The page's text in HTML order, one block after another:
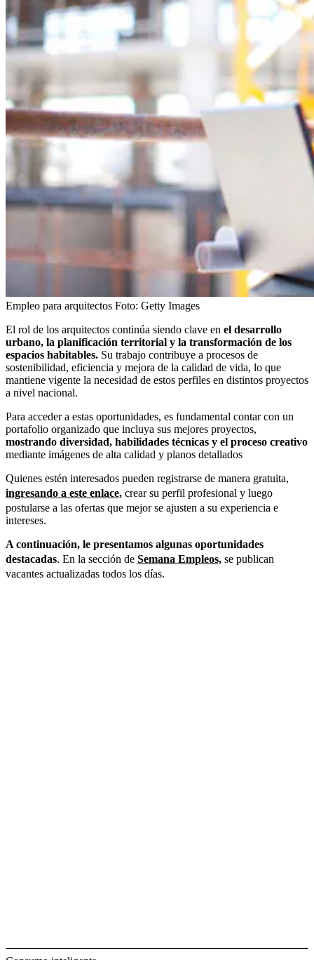
Empleo para arquitectos Foto: Getty Images
El rol de los arquitectos continúa siendo clave en el desarrollo
urbano, la planificación territorial y la transformación de los
espacios habitables. Su trabajo contribuye a procesos de
sostenibilidad, eficiencia y mejora de la calidad de vida, lo que
mantiene vigente la necesidad de estos perfiles en distintos proyectos
a nivel nacional.
Para acceder a estas oportunidades, es fundamental contar con un
portafolio organizado que incluya sus mejores proyectos,
mostrando diversidad, habilidades técnicas y el proceso creativo
mediante imágenes de alta calidad y planos detallados
Quienes estén interesados pueden registrarse de manera gratuita,
ingresando a este enlace, crear su perfil profesional y luego
postularse a las ofertas que mejor se ajusten a su experiencia e
intereses.
A continuación, le presentamos algunas oportunidades
destacadas. En la sección de Semana Empleos, se publican
vacantes actualizadas todos los días.